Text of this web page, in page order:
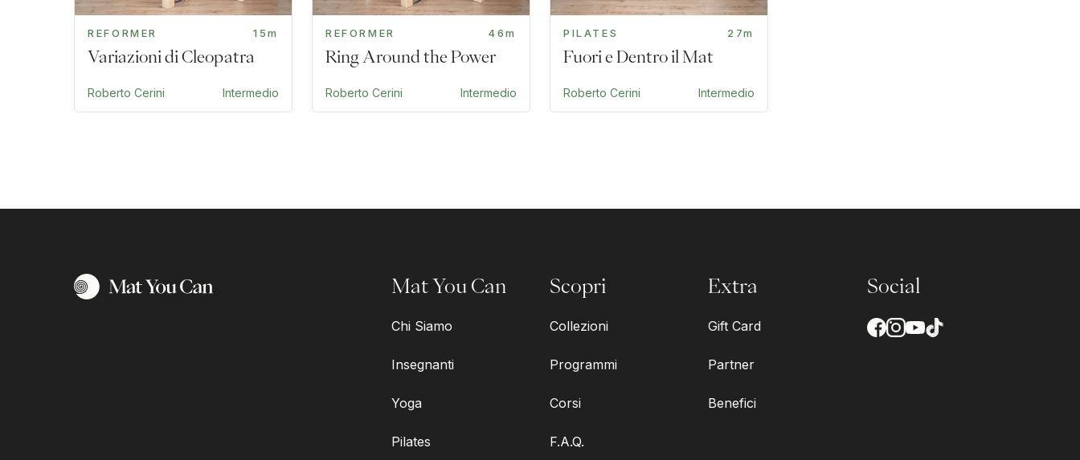
REFORMER 15m
Variazioni di Cleopatra
Roberto Cerini Intermedio
REFORMER 46m
Ring Around the Power
Roberto Cerini Intermedio
PILATES 27m
Fuori e Dentro il Mat
Roberto Cerini Intermedio
Mat You Can
Chi Siamo
Insegnanti
Yoga
Pilates
Scopri
Collezioni
Programmi
Corsi
F.A.Q.
Extra
Gift Card
Partner
Benefici
Social